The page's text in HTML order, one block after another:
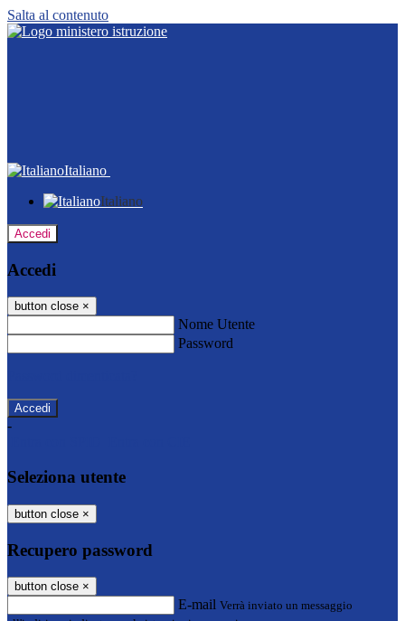
Salta al contenuto
Italiano
Italiano
Accedi
Accedi
button close ×
Nome Utente
Password
-
Seleziona utente
button close ×
Recupero password
button close ×
E-mail Verrà inviato un messaggio